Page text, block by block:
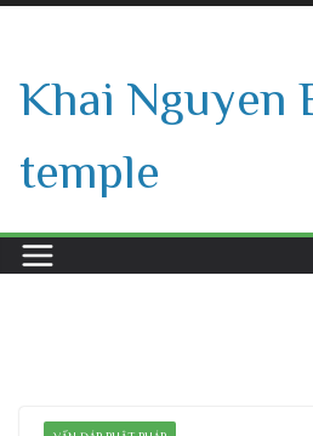
content
Khai Nguyen
temple